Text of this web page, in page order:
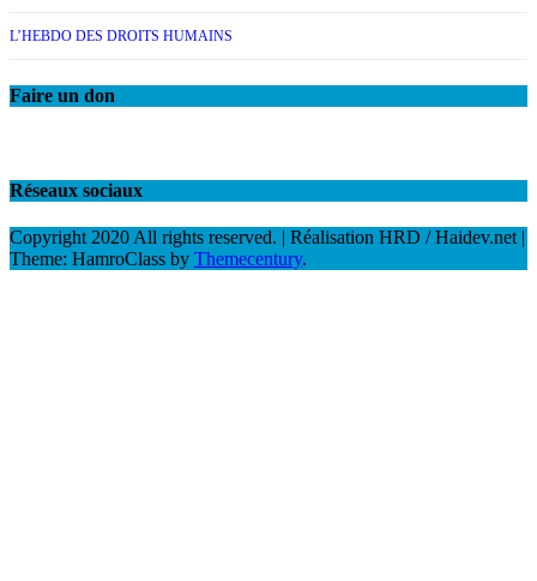
L’HEBDO DES DROITS HUMAINS
Faire un don
Réseaux sociaux
Copyright 2020 All rights reserved. | Réalisation HRD / Haidev.net |
Theme: HamroClass by Themecentury.